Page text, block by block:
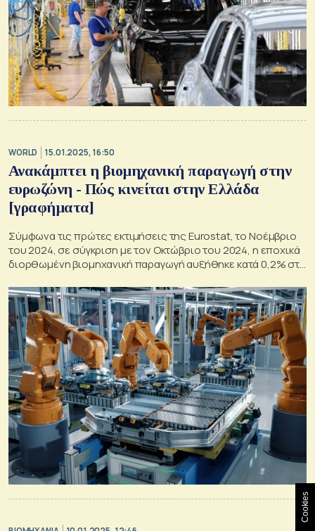
WORLD 15.01.2025, 16:50
Ανακάμπτει η βιομηχανική παραγωγή στην
ευρωζώνη - Πώς κινείται στην Ελλάδα
[γραφήματα]
Σύμφωνα τις πρώτες εκτιμήσεις της Eurostat, το Νοέμβριο
του 2024, σε σύγκριση με τον Οκτώβριο του 2024, η εποχικά
διορθωμένη βιομηχανική παραγωγή αυξήθηκε κατά 0,2% στη
Cookies